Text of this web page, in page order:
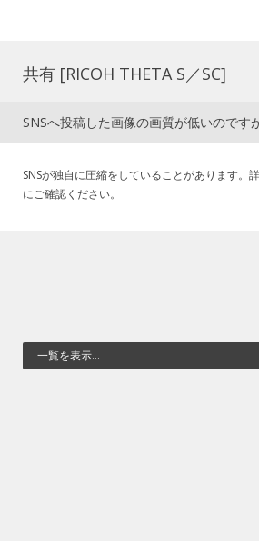
共有 [RICOH THETA S／SC]
SNSへ投稿した画像の画質が低いのですが
SNSが独自に圧縮をしていることがあります。
にご確認ください。